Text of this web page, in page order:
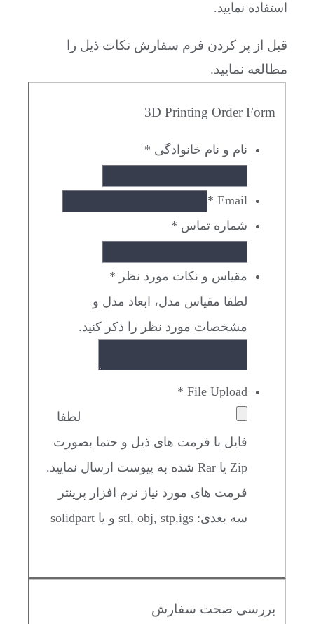
استفاده نمایید.
قبل از پر کردن فرم سفارش نکات ذیل را
مطالعه نمایید.
3D Printing Order Form
نام و نام خانوادگی *
Email
*
شماره تماس *
مقیاس و نکات مورد نظر *
لطفا مقیاس مدل، ابعاد مدل و
مشخصات مورد نظر را ذکر کنید.
File Upload
*
لطفا
فایل با فرمت های ذیل و حتما بصورت
Zip یا Rar شده به پیوست ارسال نمایید.
فرمت های مورد نیاز نرم افزار پرینتر
سه بعدی: stl, obj, stp,igs و یا solidpart
بررسی صحت سفارش